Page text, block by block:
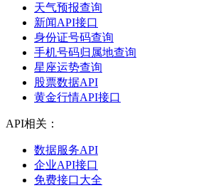
天气预报查询
新闻API接口
身份证号码查询
手机号码归属地查询
星座运势查询
股票数据API
黄金行情API接口
API相关：
数据服务API
企业API接口
免费接口大全